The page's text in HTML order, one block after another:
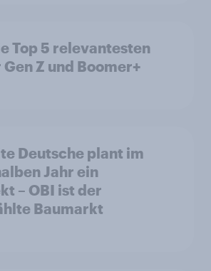
Top 5 relevantesten
Z und Boomer+
Deutsche plant im
Jahr ein
– OBI ist der
Baumarkt